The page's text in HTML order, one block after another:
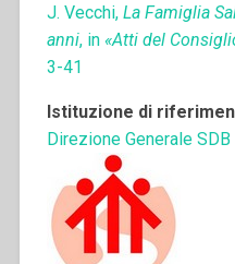
J. Vecchi, La Famiglia
anni, in «Atti del
3-41
Istituzione di
Direzione Generale SDB